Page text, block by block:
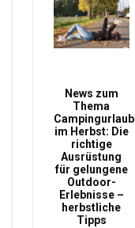
News zum
Thema
Campingurlaub
im Herbst: Die
richtige
Ausrüstung
für gelungene
Outdoor-
Erlebnisse –
herbstliche
Tipps